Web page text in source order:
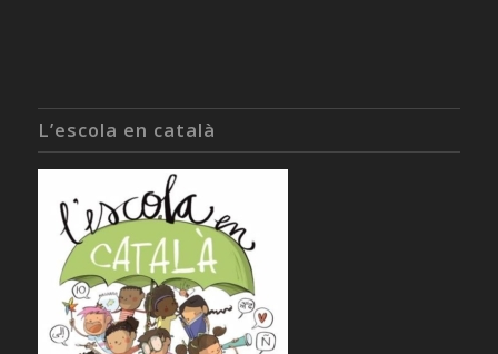
L’escola en català